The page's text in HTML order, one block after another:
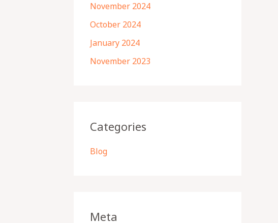
November 2024
October 2024
January 2024
November 2023
Categories
Blog
Meta